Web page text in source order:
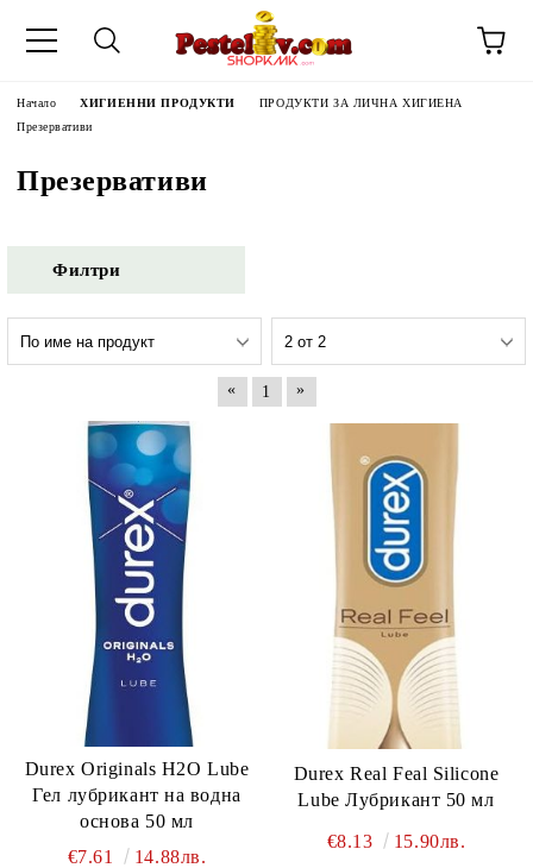
Начало ХИГИЕННИ ПРОДУКТИ
ПРОДУКТИ ЗА ЛИЧНА ХИГИЕНА
Презервативи
Презервативи
Филтри
« 1 »
Durex Originals H2O Lube
Гел лубрикант на водна
основа 50 мл
€7.61
14.88лв.
Durex Real Feal Silicone
Lube Лубрикант 50 мл
€8.13 15.90лв.